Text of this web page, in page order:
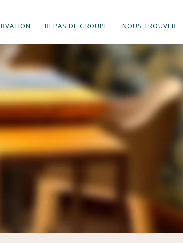
REPAS DE GROUPE NOUS TROUVER